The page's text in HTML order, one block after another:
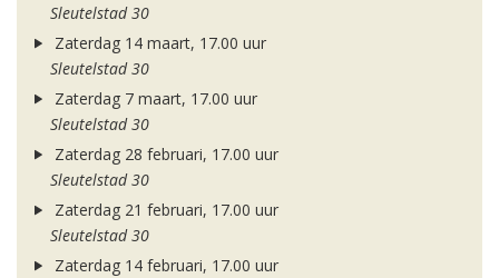
Sleutelstad 30
Zaterdag 14 maart, 17.00 uur
Sleutelstad 30
Zaterdag 7 maart, 17.00 uur
Sleutelstad 30
Zaterdag 28 februari, 17.00 uur
Sleutelstad 30
Zaterdag 21 februari, 17.00 uur
Sleutelstad 30
Zaterdag 14 februari, 17.00 uur